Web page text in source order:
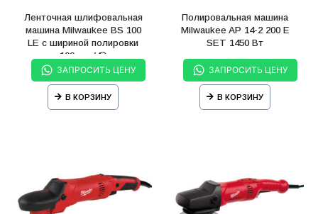
Ленточная шлифовальная
машина Milwaukee BS 100
LE с шириной полировки
100 мм (4˝)
ЗАПРОСИТЬ ЦЕНУ
В КОРЗИНУ
Полировальная машина
Milwaukee AP 14-2 200 E
SET 1450 Вт
ЗАПРОСИТЬ ЦЕНУ
В КОРЗИНУ